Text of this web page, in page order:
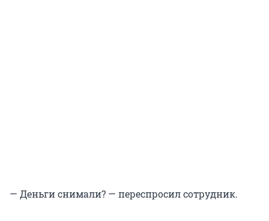
— Деньги снимали? — переспросил сотрудник.